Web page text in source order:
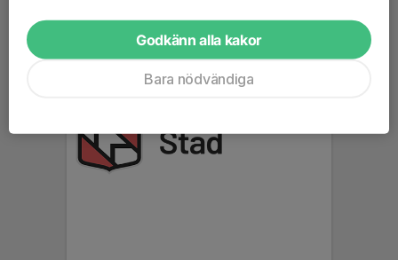
Godkänn alla kakor
Bara nödvändiga